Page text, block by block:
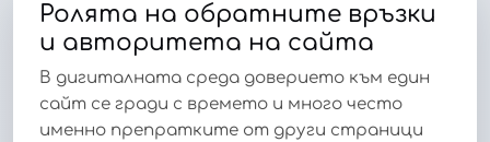
Ролята на обратните връзки
и авторитета на сайта
В дигиталната среда доверието към един
сайт се гради с времето и много често
именно препратките от други страници